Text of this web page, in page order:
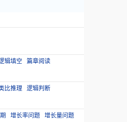
辑填空 篇章阅读
比推理 逻辑判断
增长率问题 增长量问题